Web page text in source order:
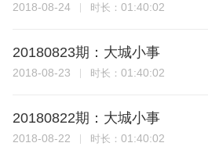
2018-08-24 时长： 01:40:02
20180823期：大城小事
2018-08-23 时长： 01:40:02
20180822期：大城小事
2018-08-22 时长： 01:40:02